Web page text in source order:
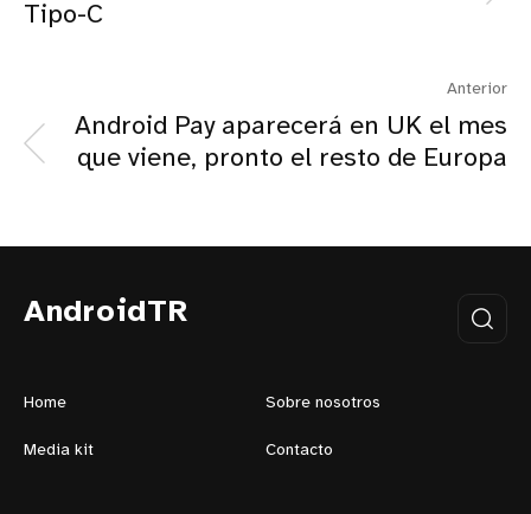
Tipo-C
Anterior
Android Pay aparecerá en UK el mes
que viene, pronto el resto de Europa
AndroidTR
Home Sobre nosotros
Media kit Contacto